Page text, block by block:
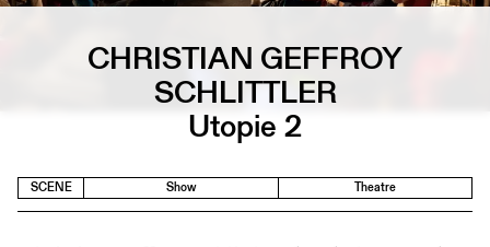
About
CHRISTIAN GEFFROY
SCHLITTLER
Utopie 2
SCENE Show Theatre